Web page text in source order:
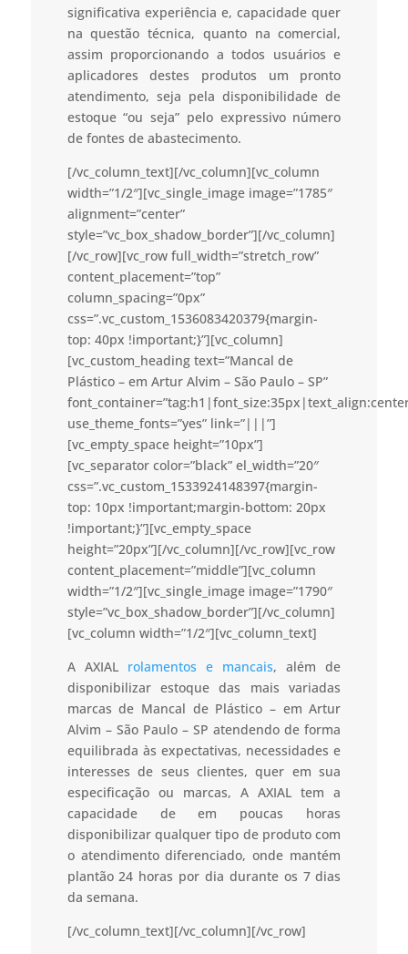
significativa experiência e, capacidade quer
na questão técnica, quanto na comercial,
assim proporcionando a todos usuários e
aplicadores destes produtos um pronto
atendimento, seja pela disponibilidade de
estoque “ou seja” pelo expressivo número
de fontes de abastecimento.
[/vc_column_text][/vc_column][vc_column
width=”1/2″][vc_single_image image=”1785″
alignment=”center”
style=”vc_box_shadow_border”][/vc_column]
[/vc_row][vc_row full_width=”stretch_row”
content_placement=”top”
column_spacing=”0px”
css=”.vc_custom_1536083420379{margin-
top: 40px !important;}”][vc_column]
[vc_custom_heading text=”Mancal de
Plástico – em Artur Alvim – São Paulo – SP”
use_theme_fonts=”yes” link=”|||”]
[vc_empty_space height=”10px”]
[vc_separator color=”black” el_width=”20″
css=”.vc_custom_1533924148397{margin-
top: 10px !important;margin-bottom: 20px
!important;}”][vc_empty_space
height=”20px”][/vc_column][/vc_row][vc_row
content_placement=”middle”][vc_column
width=”1/2″][vc_single_image image=”1790″
style=”vc_box_shadow_border”][/vc_column]
[vc_column width=”1/2″][vc_column_text]
A AXIAL rolamentos e mancais, além de
disponibilizar estoque das mais variadas
marcas de Mancal de Plástico – em Artur
Alvim – São Paulo – SP atendendo de forma
equilibrada às expectativas, necessidades e
interesses de seus clientes, quer em sua
especificação ou marcas, A AXIAL tem a
capacidade de em poucas horas
disponibilizar qualquer tipo de produto com
o atendimento diferenciado, onde mantém
plantão 24 horas por dia durante os 7 dias
da semana.
[/vc_column_text][/vc_column][/vc_row]